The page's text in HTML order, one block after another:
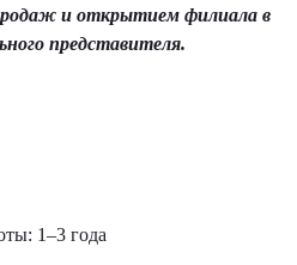
и открытием филиала в
представителя.
1–3 года